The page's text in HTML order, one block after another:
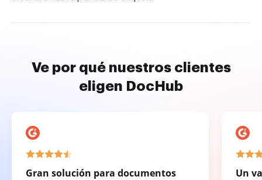
Ve por qué nuestros clientes
eligen DocHub
Gran solución para documentos
Un